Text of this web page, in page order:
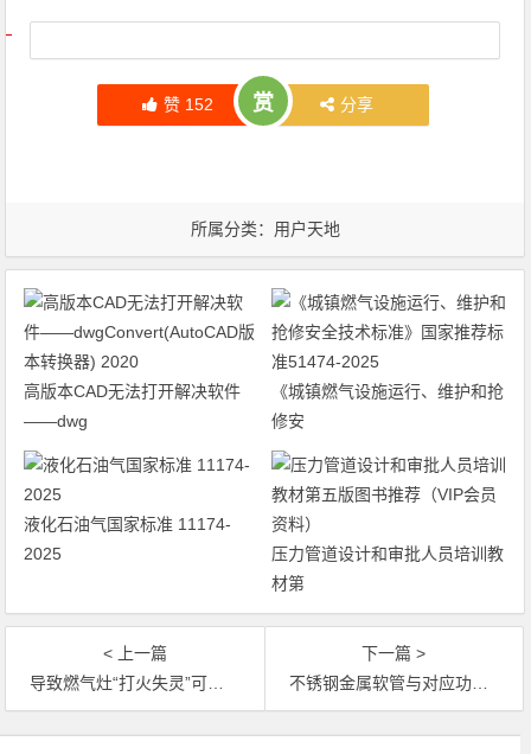
文章导航
赞 152 赏 分享
所属分类： 用户天地
高版本CAD无法打开解决软件
——dwg
《城镇燃气设施运行、维护和抢
修安
液化石油气国家标准 ‌11174-
2025
压力管道设计和审批人员培训教
材第
< 上一篇
导致燃气灶“打火失灵”可能5个问题排查
下一篇 >
不锈钢金属软管与对应功能的镀锌管及橡胶管对比
文章导航